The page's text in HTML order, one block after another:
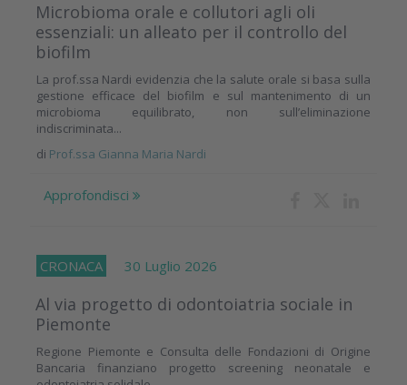
Microbioma orale e collutori agli oli
essenziali: un alleato per il controllo del
biofilm
La prof.ssa Nardi evidenzia che la salute orale si basa sulla
gestione efficace del biofilm e sul mantenimento di un
microbioma equilibrato, non sull’eliminazione
indiscriminata...
di Prof.ssa Gianna Maria Nardi
Approfondisci
CRONACA 30 Luglio 2026
Al via progetto di odontoiatria sociale in
Piemonte
Regione Piemonte e Consulta delle Fondazioni di Origine
Bancaria finanziano progetto screening neonatale e